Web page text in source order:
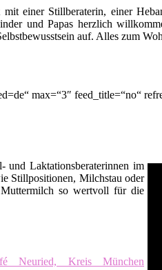
einer Stillberaterin, einer
und Papas herzlich
auf. Alles zum
max=“3″ feed_title=“no“
und Laktationsberaterinnen im
Stillpositionen, Milchstau oder
so wertvoll für die
Neuried, Kreis München